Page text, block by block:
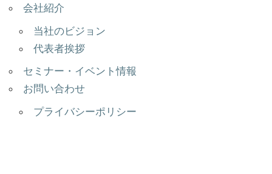
会社紹介
当社のビジョン
代表者挨拶
セミナー・イベント情報
お問い合わせ
プライバシーポリシー